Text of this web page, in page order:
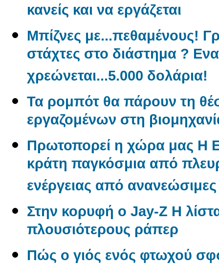
κανείς και να εργάζεται
Μπίζνες με...πεθαμένους!
στάχτες στο διάστημα ?
χρεώνεται...5.000 δολάρια!
Τα ρομπότ θα πάρουν τη
εργαζομένων στη
Πρωτοπορεί η χώρα μας Η
κράτη παγκόσμια από
ενέργειας από
Στην κορυφή ο Jay-Z Η
πλουσιότερους ράπερ
Πώς ο γιός ενός φτωχού